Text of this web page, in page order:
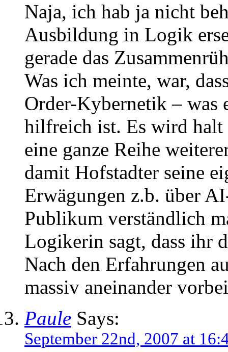
Naja, ich hab ja nicht
Ausbildung in Logik
gerade das
Was ich meinte, war,
Order-Kybernetik – was
hilfreich ist. Es wird
eine ganze Reihe
damit Hofstadter seine
Erwägungen z.b. über
Publikum verständlich
Logikerin sagt, dass ihr
Nach den Erfahrungen
massiv aneinander
Paule Says:
September 22nd, 2007 at